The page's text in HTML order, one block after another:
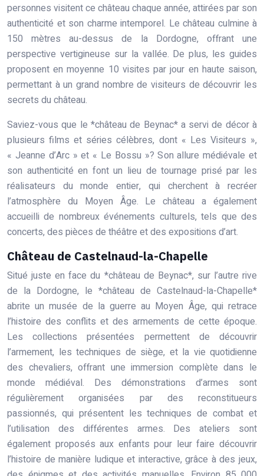
personnes visitent ce château chaque année, attirées par son
authenticité et son charme intemporel. Le château culmine à
150 mètres au-dessus de la Dordogne, offrant une
perspective vertigineuse sur la vallée. De plus, les guides
proposent en moyenne 10 visites par jour en haute saison,
permettant à un grand nombre de visiteurs de découvrir les
secrets du château.
Saviez-vous que le *château de Beynac* a servi de décor à
plusieurs films et séries célèbres, dont « Les Visiteurs »,
« Jeanne d’Arc » et « Le Bossu »? Son allure médiévale et
son authenticité en font un lieu de tournage prisé par les
réalisateurs du monde entier, qui cherchent à recréer
l’atmosphère du Moyen Âge. Le château a également
accueilli de nombreux événements culturels, tels que des
concerts, des pièces de théâtre et des expositions d’art.
Château de Castelnaud-la-Chapelle
Situé juste en face du *château de Beynac*, sur l’autre rive
de la Dordogne, le *château de Castelnaud-la-Chapelle*
abrite un musée de la guerre au Moyen Âge, qui retrace
l’histoire des conflits et des armements de cette époque.
Les collections présentées permettent de découvrir
l’armement, les techniques de siège, et la vie quotidienne
des chevaliers, offrant une immersion complète dans le
monde médiéval. Des démonstrations d’armes sont
régulièrement organisées par des reconstitueurs
passionnés, qui présentent les techniques de combat et
l’utilisation des différentes armes. Des ateliers sont
également proposés aux enfants pour leur faire découvrir
l’histoire de manière ludique et interactive, grâce à des jeux,